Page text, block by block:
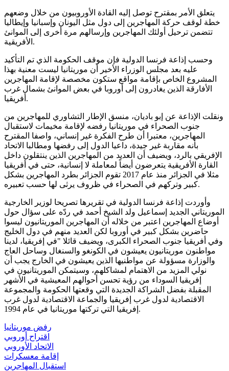
يتعلق الأمر بمقترح توصل إليه القادة الأوروبيون من خلال وضعهم
خطة لوقف حركة المهاجرين إلى دول مثل اليونان وإسبانيا وإيطاليا
تتضمن ترحيل أولئك المهاجرين وإرسالهم مرة أخرى إلى الموانئ
الأفريقية.
وحسب إذاعة فرنسا الدولية فإن موقف الحكومة الذي تم التأكيد
عليه بعد مجلس الوزراء الأخير أن موريتانيا ليست معنية بهذا
المشروع الخاص بإقامة مواقع ستكون مخصصة لإقامة المهاجرين
الأفارقة الذين يغادرون إلى أوروبا في بعض الموانئ بشمال غرب
أفريقيا.
ونقلت الإذاعة عن إبو باديان، منسق الإطار التشاوري للمهاجرين من
جنوب الصحراء في موريتانيا رفضه لإقامة مخيمات لاستقبال
المهاجرين، معتبرا أن طرح الفكرة غير إنساني، واصفا المقترح
بأنه مقاربة غير جيدة، داعيا الدول إلى رفضها ومطالبا الاتحاد
الإفريقي بالرد، ويضيف أن العديد من المهاجرين الذين ينتقلون داخل
القارة الأفريقية يتعرضون أيضاً لمعاملة لا إنسانية، حتى في أفريقيا
مثلا في الجزائر منذ عام 2017 تقوم الجزائر بطرد المهاجرين بشكل
كبير وتركهم في الصحراء في ظروف يرثى لها حسب تعبيره.
وأوردت إذاعة فرنسا الدولية في تقريرها تصريحا لوزير الخارجية
الموريتاني الجديد إسماعيل ولد الشيخ أحمد في ردّه على سؤال حول
أوضاع المهاجرين اعتبر من خلاله أن المهاجرين الموريتانيون ليسوا
حاضرين بشكل كبير في أوروبا لكن العديد منهم في دول الخليج
وفي أفريقيا جنوب الصحراء الكبرى، ويضيف قائلا "في إفريقيا، لدينا
مواطنون موريتانيون يعيشون في الكونغو والسنغال وساحل العاج
والوزارة مسؤولة عن مواطنيها الذين يعيشون في الخارج يجب أن
نولي المزيد من الاهتمام لمشاكلهم، وسيتمكن الموريتانيون في
إفريقيا السوداء من رؤية تحسن أحوالهم المعيشية في الأشهر
المقبلة بفضل الشراكة الجديدة التي وقعتها الحكومة والمجموعة
الاقتصادية لدول غرب إفريقيا والجماعة الاقتصادية لدول غرب
إفريقيا التي تركتها موريتانيا في عام 1994.
رفض موريتانيا
اقتراح أوروبي
الاتحاد الأوروبي
إقامة معسكرات
استقبال المهاجرين